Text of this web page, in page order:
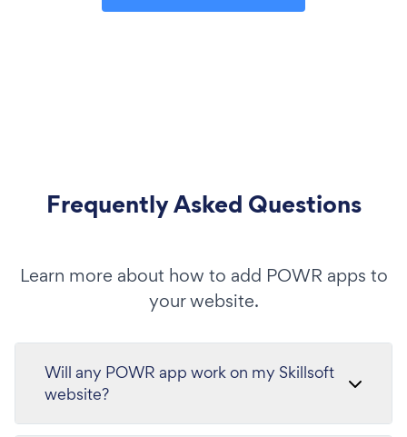
Frequently Asked Questions
Learn more about how to add POWR apps to
your website.
Will any POWR app work on my Skillsoft
website?